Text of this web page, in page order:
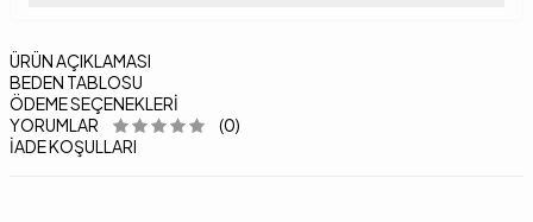
ÜRÜN AÇIKLAMASI
BEDEN TABLOSU
ÖDEME SEÇENEKLERI
YORUMLAR
(0)
İADE KOŞULLARI